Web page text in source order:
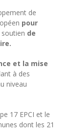
de
pour
de
.
et la mise
à des
niveau
17 EPCI et le
dont les 21